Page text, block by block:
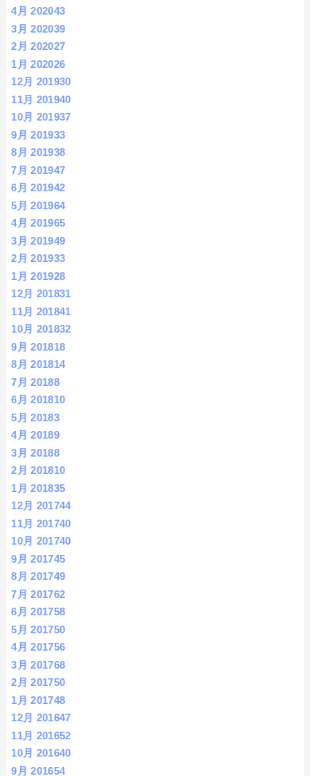
4月 202043
3月 202039
2月 202027
1月 202026
12月 201930
11月 201940
10月 201937
9月 201933
8月 201938
7月 201947
6月 201942
5月 201964
4月 201965
3月 201949
2月 201933
1月 201928
12月 201831
11月 201841
10月 201832
9月 201818
8月 201814
7月 20188
6月 201810
5月 20183
4月 20189
3月 20188
2月 201810
1月 201835
12月 201744
11月 201740
10月 201740
9月 201745
8月 201749
7月 201762
6月 201758
5月 201750
4月 201756
3月 201768
2月 201750
1月 201748
12月 201647
11月 201652
10月 201640
9月 201654